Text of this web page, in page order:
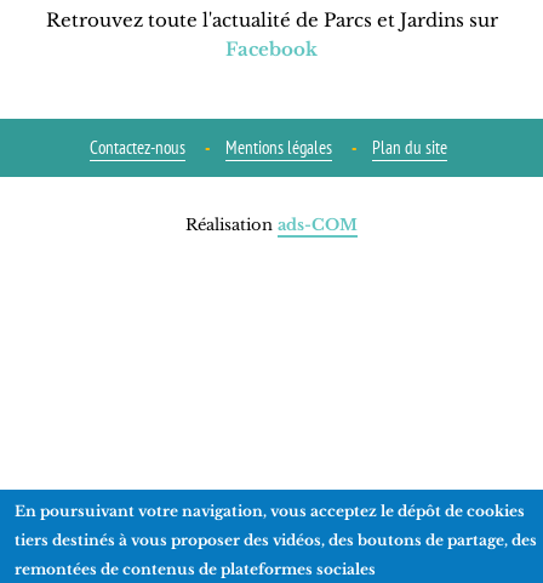
Retrouvez toute l'actualité de Parcs et Jardins sur
Facebook
Contactez-nous Mentions légales Plan du site
Réalisation ads-COM
En poursuivant votre navigation, vous acceptez le dépôt de cookies
tiers destinés à vous proposer des vidéos, des boutons de partage, des
remontées de contenus de plateformes sociales